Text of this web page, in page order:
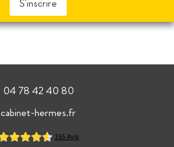
04 78 42 40 80
cabinet-hermes.fr